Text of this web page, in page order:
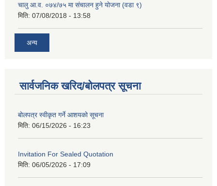
चालु आ.व. ०७४/७५ मा संचालन हुने योजना (वडा ९)
मिति: 07/08/2018 - 13:58
अन्य
सार्वजनिक खरिद/बोलपत्र सूचना
बोलपत्र स्वीकृत गर्ने आशयको सूचना
मिति: 06/15/2026 - 16:23
Invitation For Sealed Quotation
मिति: 06/05/2026 - 17:09